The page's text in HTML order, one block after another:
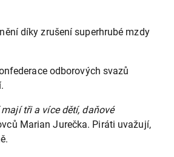
díky zrušení superhrubé mzdy
odborových svazů
tři a více dětí, daňové
Marian Jurečka. Piráti uvažují,